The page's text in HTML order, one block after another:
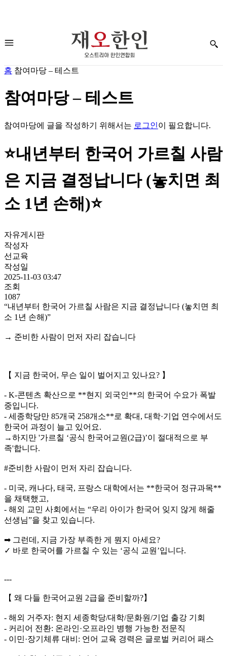
홈 참여마당 – 테스트
참여마당 – 테스트
참여마당에 글을 작성하기 위해서는 로그인이 필요합니다.
⭐내년부터 한국어 가르칠 사람
은 지금 결정납니다 (놓치면 최
소 1년 손해)⭐
자유게시판
작성자
선교육
작성일
2025-11-03 03:47
조회
1087
“내년부터 한국어 가르칠 사람은 지금 결정납니다 (놓치면 최
소 1년 손해)”
→ 준비한 사람이 먼저 자리 잡습니다
【 지금 한국어, 무슨 일이 벌어지고 있나요? 】
- K-콘텐츠 확산으로 **현지 외국인**의 한국어 수요가 폭발
중입니다.
- 세종학당만 85개국 258개소**로 확대, 대학·기업 연수에서도
한국어 과정이 늘고 있어요.
→하지만 '가르칠 ‘공식 한국어교원(2급)’이 절대적으로 부
족'합니다.
#준비한 사람이 먼저 자리 잡습니다.
- 미국, 캐나다, 태국, 프랑스 대학에서는 **한국어 정규과목**
을 채택했고,
- 해외 교민 사회에서는 “우리 아이가 한국어 잊지 않게 해줄
선생님”을 찾고 있습니다.
➡ 그런데, 지금 가장 부족한 게 뭔지 아세요?
✓ 바로 한국어를 가르칠 수 있는 ‘공식 교원’입니다.
---
【 왜 다들 한국어교원 2급을 준비할까?】
- 해외 거주자: 현지 세종학당/대학/문화원/기업 출강 기회
- 커리어 전환: 온라인·오프라인 병행 가능한 전문직
- 이민·장기체류 대비: 언어 교육 경력은 글로벌 커리어 패스